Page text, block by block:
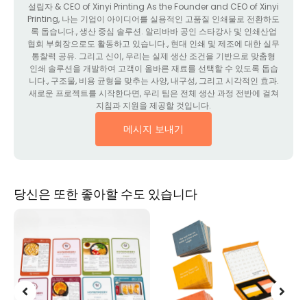
설립자 & CEO of Xinyi Printing As the Founder and CEO of Xinyi
Printing, 나는 기업이 아이디어를 실용적인 고품질 인쇄물로 전환하도
록 돕습니다., 생산 중심 솔루션. 알리바바 공인 스타강사 및 인쇄산업
협회 부회장으로도 활동하고 있습니다., 현대 인쇄 및 제조에 대한 실무
통찰력 공유. 그리고 신이, 우리는 실제 생산 조건을 기반으로 맞춤형
인쇄 솔루션을 개발하여 고객이 올바른 재료를 선택할 수 있도록 돕습
니다., 구조물, 비용 균형을 맞추는 사양, 내구성, 그리고 시각적인 효과.
새로운 프로젝트를 시작한다면, 우리 팀은 전체 생산 과정 전반에 걸쳐
지침과 지원을 제공할 것입니다.
메시지 보내기
당신은 또한 좋아할 수도 있습니다